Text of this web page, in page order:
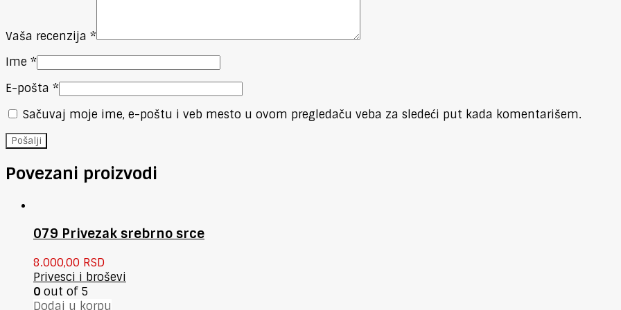
Vaša recenzija *
Ime *
E-pošta *
Sačuvaj moje ime, e-poštu i veb mesto u ovom pregledaču veba za sledeći put kada komentarišem.
Povezani proizvodi
079 Privezak srebrno srce
8.000,00 RSD
Privesci i broševi
0 out of 5
Dodaj u korpu